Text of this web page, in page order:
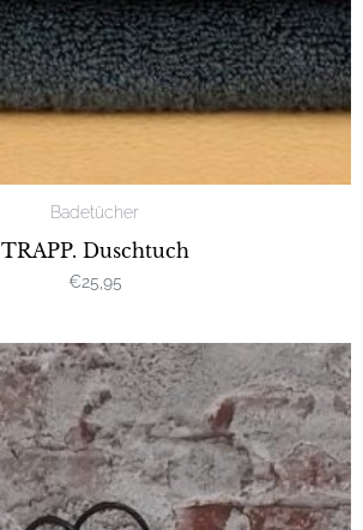
Badetücher
TRAPP. Duschtuch
€25,95